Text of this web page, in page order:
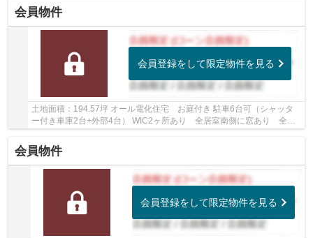
会員物件
会員登録をして限定物件を見る
土地面積：194.57坪 オール電化住宅 お庭付き 駐車6台可（シャッタ
ー付き車庫2台+外部4台） WIC2ヶ所あり 全居室南側に窓あり 全居
室フローリング
会員物件
会員登録をして限定物件を見る